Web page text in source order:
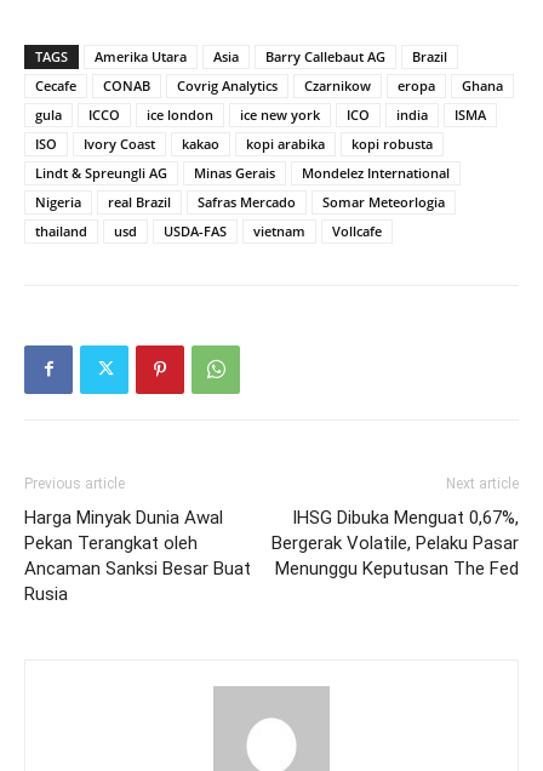
TAGS Amerika Utara Asia Barry Callebaut AG
Brazil
Cecafe
CONAB Covrig Analytics Czarnikow eropa
Ghana
gula
ICCO ice london ice new york ICO india
ISMA
ISO
Ivory Coast kakao kopi arabika
kopi robusta
Lindt & Spreungli AG
Minas Gerais
Mondelez International
Nigeria
real Brazil Safras Mercado
Somar Meteorlogia
thailand
usd USDA-FAS vietnam Vollcafe
Previous article
Harga Minyak Dunia Awal
Pekan Terangkat oleh
Ancaman Sanksi Besar Buat
Rusia
Next article
IHSG Dibuka Menguat 0,67%,
Bergerak Volatile, Pelaku Pasar
Menunggu Keputusan The Fed